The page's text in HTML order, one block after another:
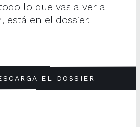
lo que vas a ver a
está en el dossier.
EL DOSSIER